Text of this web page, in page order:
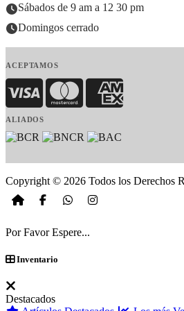
Sábados de 9 am a 12 30 pm
Domingos cerrado
ACEPTAMOS
Visa MasterCardAmerican
ALIADOS
Copyright © 2026 Todos los Derechos
Por Favor Espere...
Inventario
Destacados